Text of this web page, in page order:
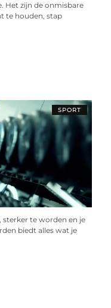
Het zijn de onmisbare
te houden, stap
SPORT
sterker te worden en je
biedt alles wat je